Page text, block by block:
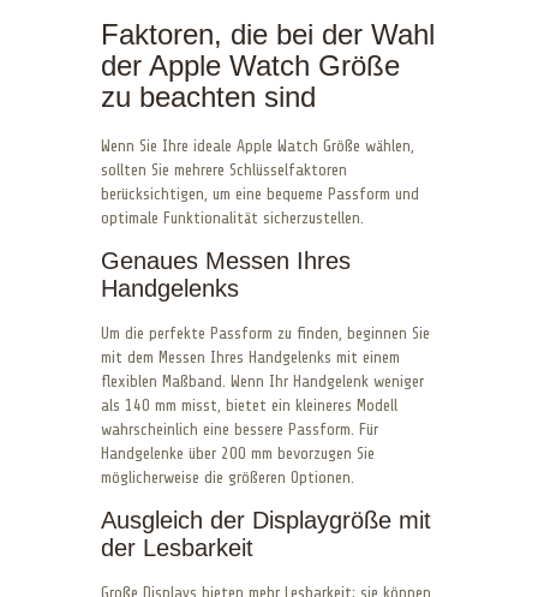
Faktoren, die bei der Wahl
der Apple Watch Größe
zu beachten sind
Wenn Sie Ihre ideale Apple Watch Größe wählen,
sollten Sie mehrere Schlüsselfaktoren
berücksichtigen, um eine bequeme Passform und
optimale Funktionalität sicherzustellen.
Genaues Messen Ihres
Handgelenks
Um die perfekte Passform zu finden, beginnen Sie
mit dem Messen Ihres Handgelenks mit einem
flexiblen Maßband. Wenn Ihr Handgelenk weniger
als 140 mm misst, bietet ein kleineres Modell
wahrscheinlich eine bessere Passform. Für
Handgelenke über 200 mm bevorzugen Sie
möglicherweise die größeren Optionen.
Ausgleich der Displaygröße mit
der Lesbarkeit
Große Displays bieten mehr Lesbarkeit; sie können